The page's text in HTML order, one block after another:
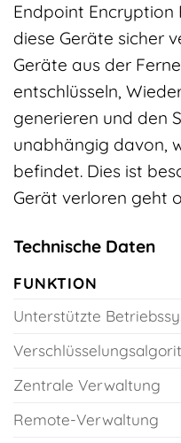
Endpoint Encryption
diese Geräte sicher
Geräte aus der
entschlüsseln,
generieren und den
unabhängig davon,
befindet. Dies ist
Gerät verloren geht
Technische Daten
FUNKTION
Unterstützte
Zentrale Verwaltung
Remote-Verwaltung